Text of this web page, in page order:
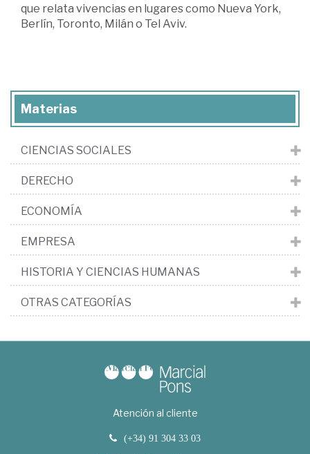
que relata vivencias en lugares como Nueva York,
Berlín, Toronto, Milán o Tel Aviv.
Materias
CIENCIAS SOCIALES
DERECHO
ECONOMÍA
EMPRESA
HISTORIA Y CIENCIAS HUMANAS
OTRAS CATEGORÍAS
Atención al cliente
(+34) 91 304 33 03